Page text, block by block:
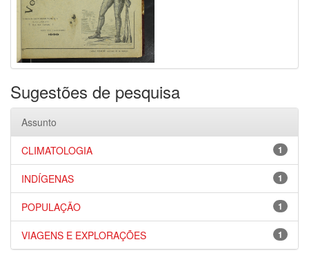
Sugestões de pesquisa
Assunto
1
CLIMATOLOGIA
1
INDÍGENAS
1
POPULAÇÃO
1
VIAGENS E EXPLORAÇÕES